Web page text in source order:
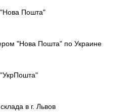
Пошта"
"Нова Пошта" по Украине
в г. Львов